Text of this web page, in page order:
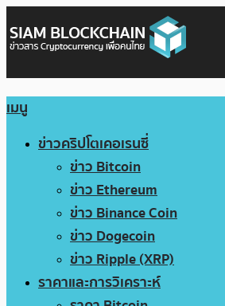
เมนู
ข่าวคริปโตเคอเรนซี่
ข่าว Bitcoin
ข่าว Ethereum
ข่าว Binance Coin
ข่าว Dogecoin
ข่าว Ripple (XRP)
ราคาและการวิเคราะห์